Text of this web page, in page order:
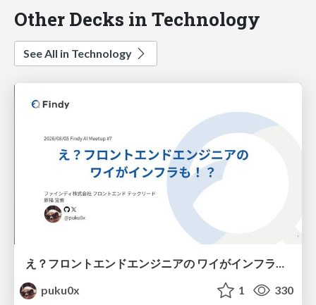
Other Decks in Technology
See All in Technology
え？フロントエンドエンジニアの ワイがインフラも！？
puku0x
1 330